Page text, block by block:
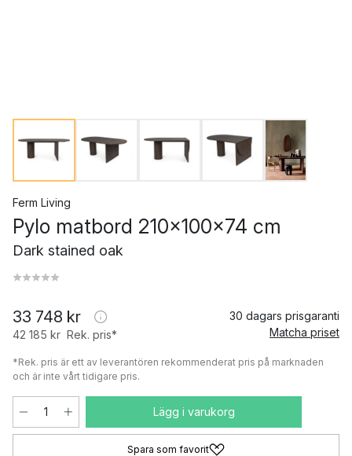
Ferm Living
Pylo matbord 210x100x74 cm
Dark stained oak
33 748 kr
42 185 kr Rek. pris*
30 dagars prisgaranti
Matcha priset
*Rek. pris är ett av leverantören rekommenderat pris på marknaden
och är inte vårt tidigare pris.
Lägg i varukorg
Spara som favorit